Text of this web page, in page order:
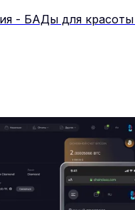
- БАДы для